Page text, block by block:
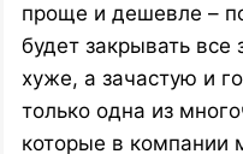
проще и дешевле –
будет закрывать все
хуже, а зачастую и
только одна из
которые в компании